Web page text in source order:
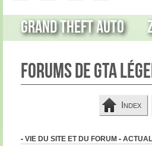
Grand Theft Auto
Forums de GTA
Index
- VIE DU SITE ET DU FORUM -